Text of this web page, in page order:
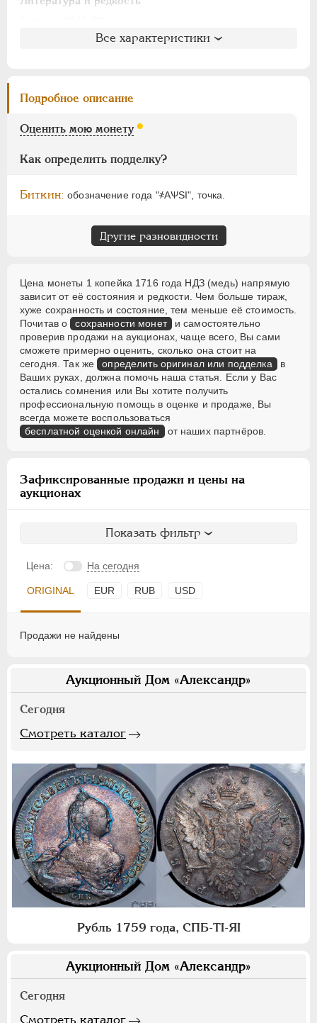
: 8 рублей
Семёнов: 203-22200
ГМ
Брекке: 245 (черта, 75$)
Все характеристики
Подробное описание
Оценить мою монету
Как определить подделку?
Биткин: обозначение года "҂АѰSI", точка.
Другие разновидности
Цена монеты 1 копейка 1716 года НДЗ (медь) напрямую
зависит от её состояния и редкости. Чем больше тираж,
хуже сохранность и состояние, тем меньше её стоимость.
Почитав о сохранности монет и самостоятельно
проверив продажи на аукционах, чаще всего, Вы сами
сможете примерно оценить, сколько она стоит на
сегодня. Так же определить оригинал или подделка в
Ваших руках, должна помочь наша статья. Если у Вас
остались сомнения или Вы хотите получить
профессиональную помощь в оценке и продаже, Вы
всегда можете воспользоваться
бесплатной оценкой онлайн от наших партнёров.
Зафиксированные продажи и цены на
аукционах
Показать фильтр
Цена: На сегодня
ORIGINAL EUR RUB USD
Продажи не найдены
Аукционный Дом «Александр»
Сегодня
Смотреть каталог
Рубль 1759 года, СПБ-ТI-ЯI
Аукционный Дом «Александр»
Сегодня
Смотреть каталог
1855-1881
ВРЕМЕННОЕ ПРАВ. 1917-1918